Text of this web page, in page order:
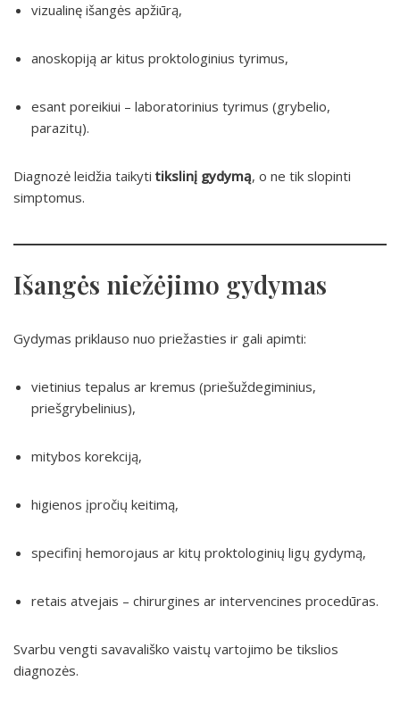
vizualinę išangės apžiūrą,
anoskopiją ar kitus proktologinius tyrimus,
esant poreikiui – laboratorinius tyrimus (grybelio,
parazitų).
Diagnozė leidžia taikytitikslinį gydymą, o ne tik slopinti
simptomus.
Išangės niežėjimo gydymas
Gydymas priklauso nuo priežasties ir gali apimti:
vietinius tepalus ar kremus (priešuždegiminius,
priešgrybelinius),
mitybos korekciją,
higienos įpročių keitimą,
specifinį hemorojaus ar kitų proktologinių ligų gydymą,
retais atvejais – chirurgines ar intervencines procedūras.
Svarbu vengti savavališko vaistų vartojimo be tikslios
diagnozės.